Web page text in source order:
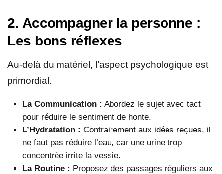
2. Accompagner la personne :
Les bons réflexes
Au-delà du matériel, l’aspect psychologique est
primordial.
La Communication : Abordez le sujet avec tact
pour réduire le sentiment de honte.
L’Hydratation : Contrairement aux idées reçues, il
ne faut pas réduire l’eau, car une urine trop
concentrée irrite la vessie.
La Routine : Proposez des passages réguliers aux